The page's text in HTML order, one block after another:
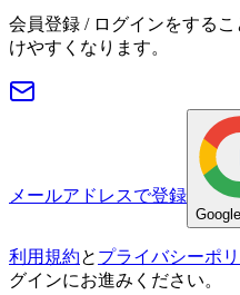
会員登録 / ログインをする
けやすくなります。
メールアドレスで登録
利用規約と プライバシーポ
グインにお進みください。